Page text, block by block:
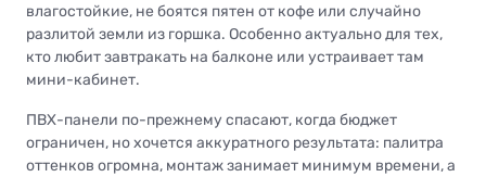
влагостойкие, не боятся пятен от кофе или случайно
разлитой земли из горшка. Особенно актуально для тех,
кто любит завтракать на балконе или устраивает там
мини-кабинет.
ПВХ-панели по-прежнему спасают, когда бюджет
ограничен, но хочется аккуратного результата: палитра
оттенков огромна, монтаж занимает минимум времени, а